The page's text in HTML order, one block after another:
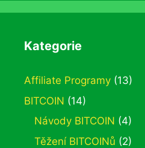
Kategorie
Affiliate Programy (13)
BITCOIN (14)
Návody BITCOIN (4)
Těžení BITCOINů (2)